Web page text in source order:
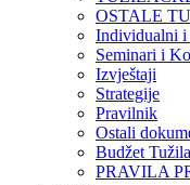
OSTALE
Individualni i
Seminari i
Izvještaji
Strategije
Pravilnik
Ostali
Budžet
PRAVILA